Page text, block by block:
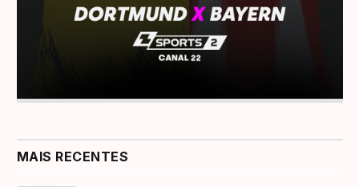
MAIS RECENTES